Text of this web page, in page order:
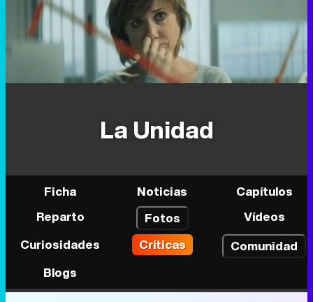
La Unidad
Ficha Noticias
Capítulos
Reparto
Fotos
Vídeos
Curiosidades
Críticas
Comunidad
Blogs